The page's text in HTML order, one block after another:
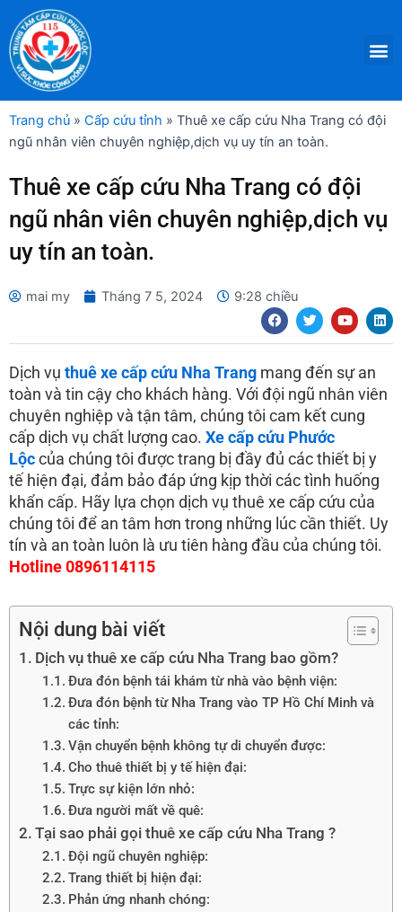
Nhảy
tới
nội
dung
Trang chủ » Cấp cứu tỉnh » Thuê xe cấp cứu Nha Trang có đội
ngũ nhân viên chuyên nghiệp,dịch vụ uy tín an toàn.
Thuê xe cấp cứu Nha Trang có đội
ngũ nhân viên chuyên nghiệp,dịch vụ
uy tín an toàn.
mai my Tháng 7 5, 2024 9:28 chiều
F
a
c
b
o
o
k
T
w
i
t
e
r
Y
o
u
u
b
e
L
i
n
i
Dịch vụ thuê xe cấp cứu Nha Trang mang đến sự an
toàn và tin cậy cho khách hàng. Với đội ngũ nhân viên
chuyên nghiệp và tận tâm, chúng tôi cam kết cung
cấp dịch vụ chất lượng cao. Xe cấp cứu Phước
Lộccủa chúng tôi được trang bị đầy đủ các thiết bị y
tế hiện đại, đảm bảo đáp ứng kịp thời các tình huống
khẩn cấp. Hãy lựa chọn dịch vụ thuê xe cấp cứu của
chúng tôi để an tâm hơn trong những lúc cần thiết. Uy
tín và an toàn luôn là ưu tiên hàng đầu của chúng tôi.
Hotline 0896114115
Nội dung bài viết
Dịch vụ thuê xe cấp cứu Nha Trang bao gồm?
Đưa đón bệnh tái khám từ nhà vào bệnh viện:
Đưa đón bệnh từ Nha Trang vào TP Hồ Chí Minh và
các tỉnh:
Vận chuyển bệnh không tự di chuyển được:
Cho thuê thiết bị y tế hiện đại:
Trực sự kiện lớn nhỏ:
Đưa người mất về quê:
Tại sao phải gọi thuê xe cấp cứu Nha Trang ?
Đội ngũ chuyên nghiệp:
Trang thiết bị hiện đại:
Phản ứng nhanh chóng: